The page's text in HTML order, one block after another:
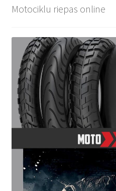
Motociklu riepas online